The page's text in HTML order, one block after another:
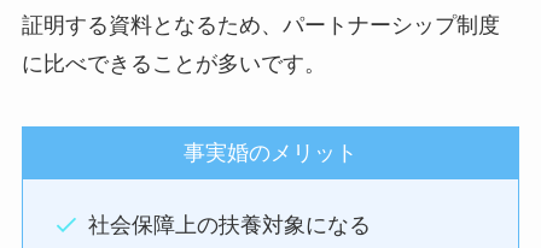
証明する資料となるため、パートナーシップ制度
に比べできることが多いです。
事実婚のメリット
社会保障上の扶養対象になる